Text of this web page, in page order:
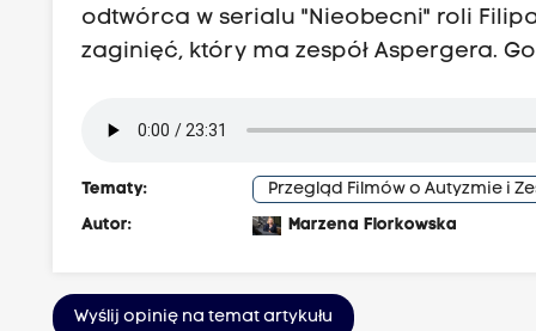
odtwórca w serialu "Nieobecni" roli
zaginięć, który ma zespół Aspergera.
Tematy:
Przegląd Filmów o Autyzmie i
Autor:
Marzena Florkowska
Wyślij opinię na temat artykułu